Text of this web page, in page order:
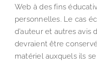
Web à des fins
personnelles. Le cas
d’auteur et autres
devraient être
matériel auxquels ils